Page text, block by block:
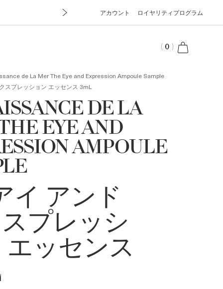
アカウント ロイヤリティプログラム
cart
( 0 )
de La Mer The Eye and Expression Ampoule Sample
スプレッション エッセンス 3mL
DE LA
EYE AND
AMPOULE
イ アンド
プレッシ
エッセンス